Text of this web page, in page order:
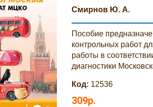
Смирнов Ю. А.
Пособие
контрольных работ
работы в
диагностики
Код: 12536
309р.